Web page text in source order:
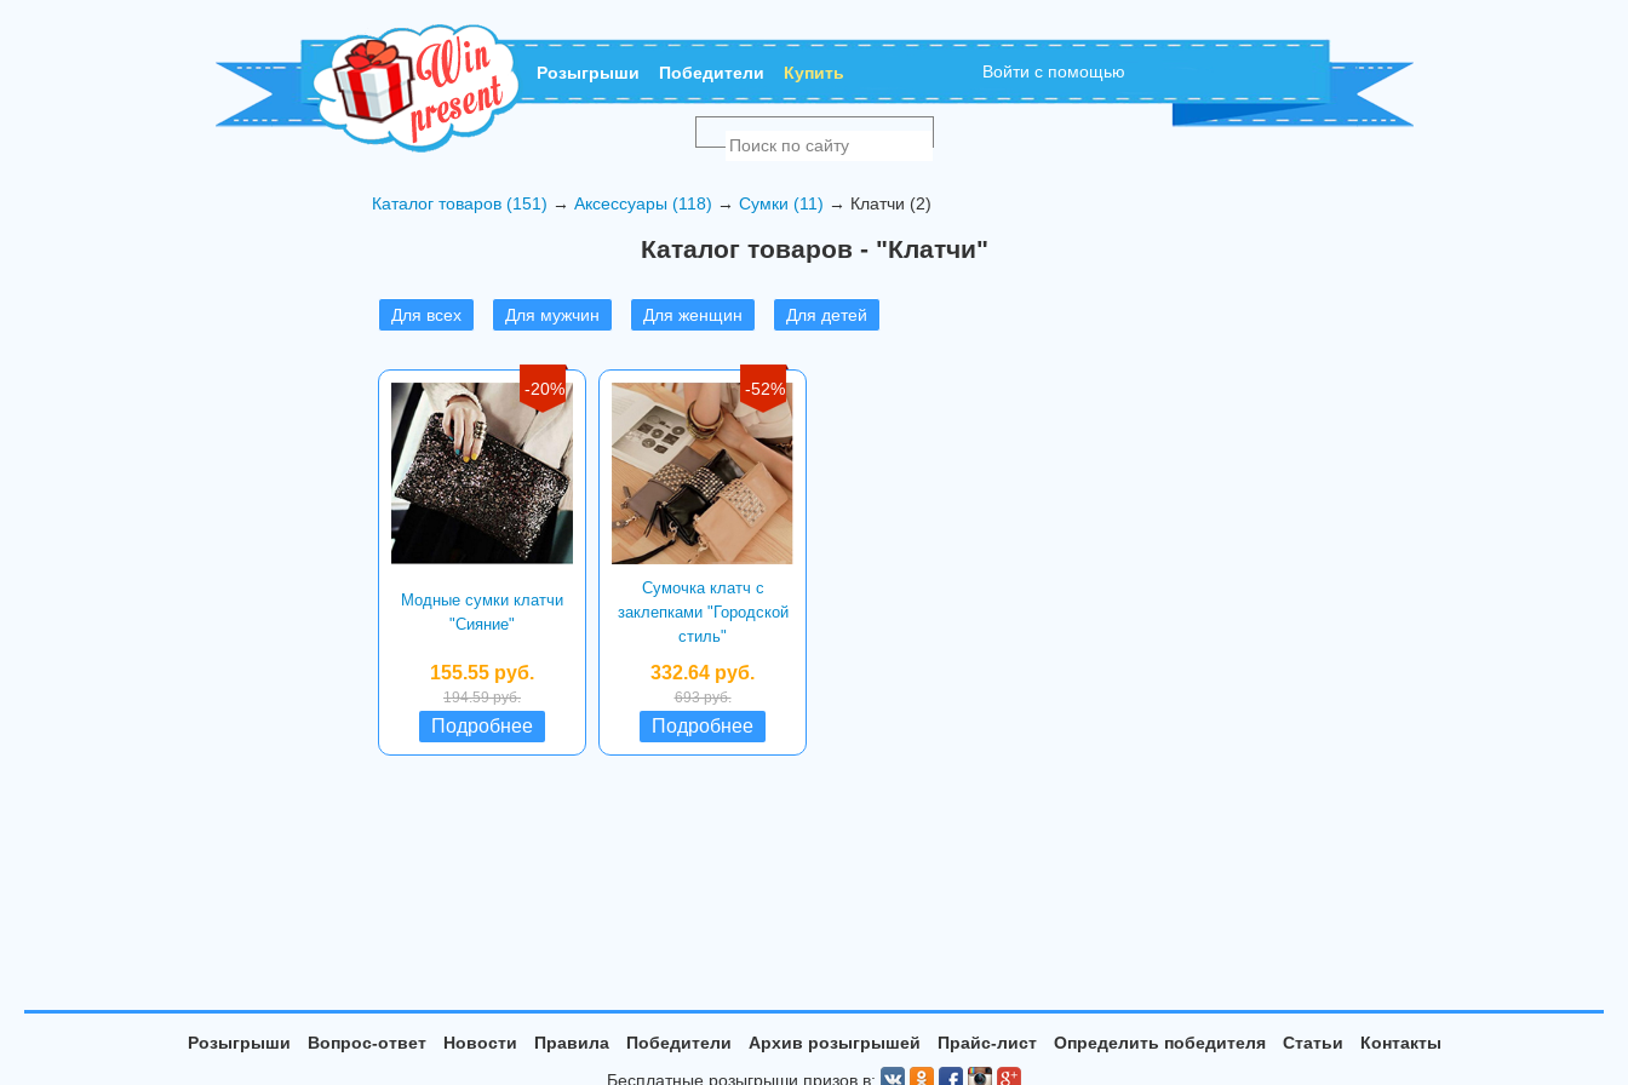
Розыгрыши Победители Купить Войти с помощью
Каталог товаров (151) → Аксессуары (118) → Сумки (11) → Клатчи (2)
Каталог товаров - "Клатчи"
Для всех Для мужчин Для женщин Для детей
-20%
Модные сумки клатчи
"Сияние"
155.55 руб.
194.59 руб.
Подробнее
-52%
Сумочка клатч с
заклепками "Городской
стиль"
332.64 руб.
693 руб.
Подробнее
Розыгрыши Вопрос-ответ Новости Правила Победители Архив розыгрышей Прайс-лист Определить победителя Статьи
Контакты
Бесплатные розыгрыши призов в: